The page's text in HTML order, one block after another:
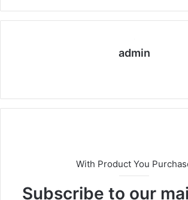
admin
eit
With Product You
Subscribe to our